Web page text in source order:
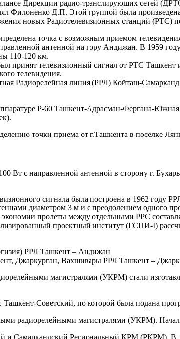
Дирекции радио-транслирующих сетей
Филоненко Д.П. Этой группой была
новых Радиотелевизионных станций (РТС)
точка с возможным приемом
антенной на гору Андижан. В 1959
110-120 км.
принят телевизионный сигнал от РТС Ташкент
телевидения.
Радиорелейная линия (РРЛ) Койташ-
Р-60 Ташкент-Адрасман-Фергана-
точки приема от г.Ташкента в поселке
Вт с направленной антенной в сторону г.
сигнала была построена в 1962 году
диаметром 3 м и с преодолением одного
пролеты между отдельными РРС
проектный институт (ГСПИ-I)
РРЛ Ташкент – Андижан
Джаркурган, Вахшивары РРЛ Ташкент –
магистралями (УКРМ) стали
Советский, по которой была подана
радиорелейными магистралями (УКРМ).
и Самаркандский Региональный КРМ (РКРМ). В